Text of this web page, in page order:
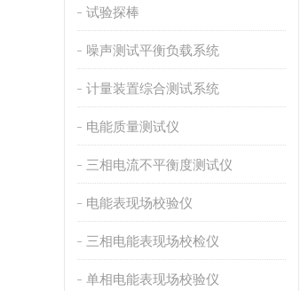
试验探棒
噪声测试平衡负载系统
计量装置综合测试系统
电能质量测试仪
三相电流不平衡度测试仪
电能表现场校验仪
三相电能表现场校检仪
单相电能表现场校验仪